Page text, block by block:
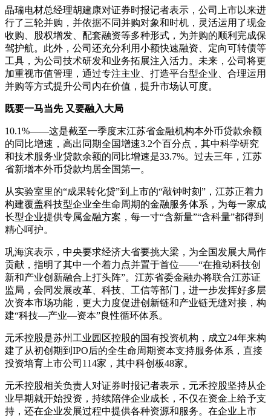
晶瑞电材总经理胡建康对证券时报记者表示，公司上市以来进
行了三轮并购，并依据不同并购对象和时机，灵活运用了现金
收购、股权增发、配套融资等多种形式，为并购的顺利完成保
驾护航。此外，公司还充分利用小额快速融资、定向可转债等
工具，为公司技术研发和业务拓展注入活力。未来，公司将更
加重视市值管理，通过专注主业、打造平台型企业、合理运用
并购等方式提升公司内在价值，提升市场认可度。
既要一马当先 又要融入大局
10.1%——这是截至一季度末江苏省金融机构本外币贷款余额
的同比增速，高出同期全国增速3.2个百分点，其中科学研究
和技术服务业贷款余额的同比增速是33.7%。过去三年，江苏
省新增本外币贷款均居全国第一。
从实验室里的“成果转化贷”到上市的“敲钟时刻”，江苏正着力
构建覆盖科技型企业全生命周期的金融服务体系，为每一家成
长型企业提供专属金融方案，每一寸“含新量”“含科量”都得到
精心呵护。
巩海滨表示，中央要求经济大省要挑大梁，为全国发展大局作
贡献，指明了其中一个着力点并置于首位——“在推动科技创
新和产业创新融合上打头阵”。江苏省委金融办将联合江苏证
监局，会同发展改革、科技、工信等部门，进一步发挥好多层
次资本市场功能，更大力度促进创新链和产业链无缝对接，构
建“科技—产业—资本”良性循环体系。
元禾控股是苏州工业园区控股的国有投资机构，成立24年来构
建了从初创期到IPO后的全生命周期资本支持服务体系，直接
投资培育上市公司114家，其中科创板48家。
元禾控股相关负责人对证券时报记者表示，元禾控股坚持从企
业早期就开始投资，持续陪伴企业成长，不仅在资金上给予支
持，还在企业发展过程中提供各种资源和服务。在企业上市